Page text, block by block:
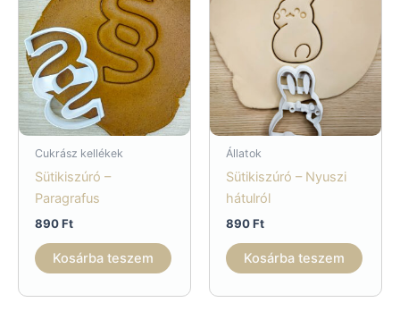
Cukrász kellékek
Sütikiszúró –
Paragrafus
890Ft
Kosárba teszem
Állatok
Sütikiszúró – Nyuszi
hátulról
890Ft
Kosárba teszem